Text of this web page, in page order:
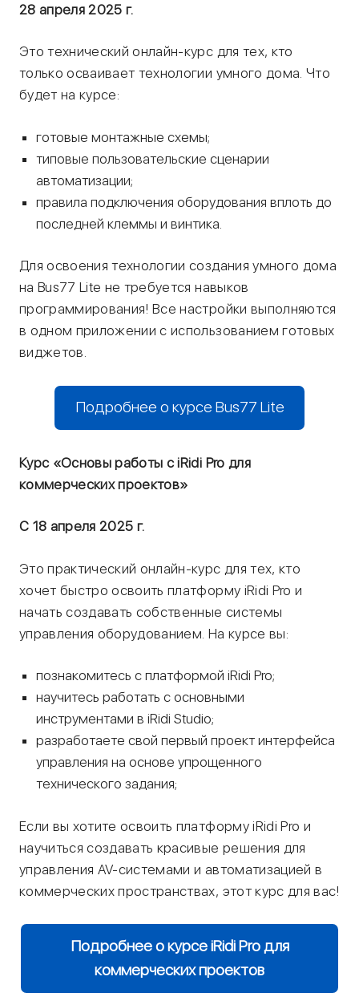
28 апреля 2025 г.
Это технический онлайн-курс для тех, кто
только осваивает технологии умного дома. Что
будет на курсе:
готовые монтажные схемы;
типовые пользовательские сценарии
автоматизации;
правила подключения оборудования вплоть до
последней клеммы и винтика.
Для освоения технологии создания умного дома
на Bus77 Lite не требуется навыков
программирования! Все настройки выполняются
в одном приложении с использованием готовых
виджетов.
Подробнее о курсе Bus77 Lite
Курс «Основы работы с iRidi Pro для
коммерческих проектов»
С 18 апреля 2025 г.
Это практический онлайн-курс для тех, кто
хочет быстро освоить платформу iRidi Pro и
начать создавать собственные системы
управления оборудованием. На курсе вы:
познакомитесь с платформой iRidi Pro;
научитесь работать с основными
инструментами в iRidi Studio;
разработаете свой первый проект интерфейса
управления на основе упрощенного
технического задания;
Если вы хотите освоить платформу iRidi Pro и
научиться создавать красивые решения для
управления AV-системами и автоматизацией в
коммерческих пространствах, этот курс для вас!
Подробнее о курсе iRidi Pro для
коммерческих проектов